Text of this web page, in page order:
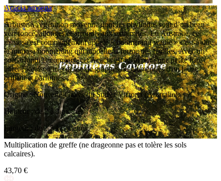
Acacia amoena
Arbuste à végétation moyenne dont les phyllodes sont d’un beau
vert foncé, allongés et arrondis aux extrémités. En Australie, ce
mimosa est communément appelé « boomerang wattle » c'est-à-dire
le mimosa boomerang qui rappelle la forme des feuilles. Avec un
port arrondi et compact, cet Acacia est idéal pour une petite haie
libre. Floraison très dense de grappes de glomérules d'un jaune
brillant et parfumés.
Origine : Nouvelle-Galles du Sud et Victoria (Australie).
Hauteur : de 2 à 3 mètres.
Largeur : de 2,5 à 3 mètres.
Multiplication de greffe (ne drageonne pas et tolère les sols
calcaires).
43,70 €